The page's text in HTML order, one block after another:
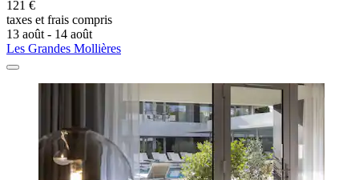
121 €
taxes et frais compris
13 août - 14 août
Les Grandes Mollières